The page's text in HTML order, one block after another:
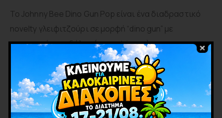
Το Johnny Bee Dino Gun Pop είναι ένα διαδραστικό
novelty γλειφιτζούρι σε μορφή “dino gun” με
μηχανισμό σκανδάλης (press trigger).
Πατώντας τη σκανδάλη, το γλειφιτζούρι εκτοξεύεται
προς τα εμπρός, δημιουργώντας μια διασκεδαστική
εμπειρία παιχνιδιού και κατανάλωσης.
Γεύσεις: φράουλα,μπλέ βατόμουρο,cola.